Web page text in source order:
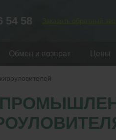
54 58
Обмен и возврат Цены